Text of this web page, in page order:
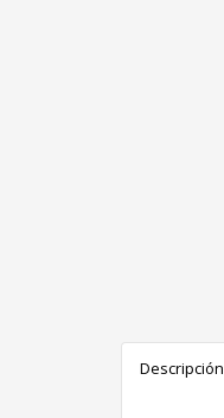
Descripción